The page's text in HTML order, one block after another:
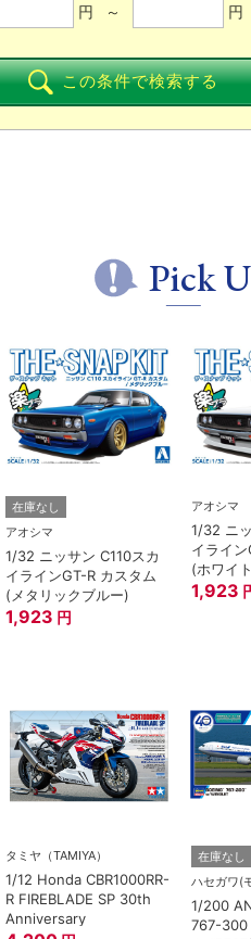
円 ～ 円
この条件で検索する
Pick
在庫なし
アオシマ
1/32 ニッサン C110スカ
イラインGT-R カスタム
(メタリックブルー)
1,923 円
アオシマ
1/32 ニ
イライ
(ホワイ
1,923
タミヤ（TAMIYA）
1/12 Honda CBR1000RR-
R FIREBLADE SP 30th
Anniversary
在庫なし
ハセガワ(
1/200
767-300